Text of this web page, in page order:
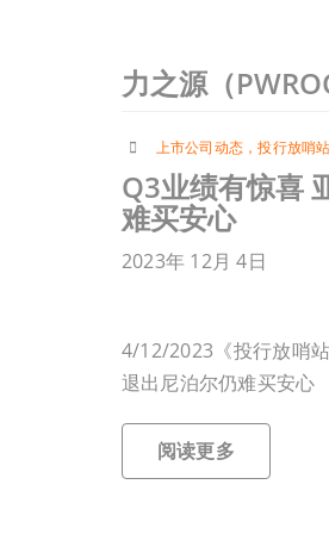
力之源（
上市公司动态 ，投行放哨站
Q3业绩有惊喜
难买安心
2023年 12月 4日
4/12/2023《投行放哨
退出尼泊尔仍难买安心
阅读更多